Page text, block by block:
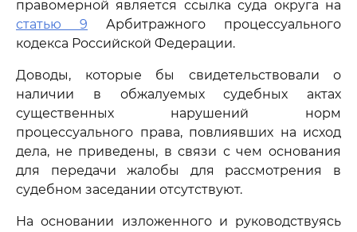
правомерной является ссылка суда округа на
статью 9 Арбитражного процессуального
кодекса Российской Федерации.
Доводы, которые бы свидетельствовали о
наличии в обжалуемых судебных актах
существенных нарушений норм
процессуального права, повлиявших на исход
дела, не приведены, в связи с чем основания
для передачи жалобы для рассмотрения в
судебном заседании отсутствуют.
На основании изложенного и руководствуясь